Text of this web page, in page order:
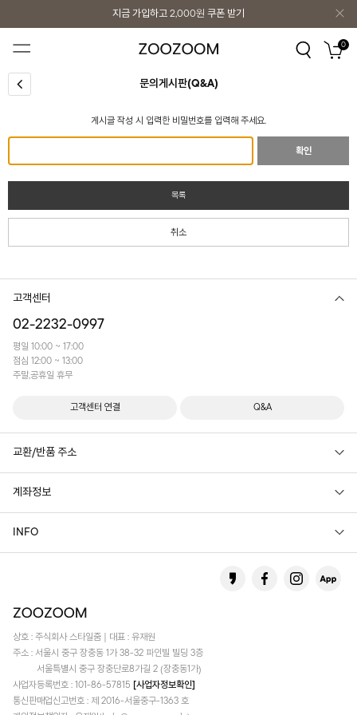
지금 가입하고 2,000원 쿠폰 받기
지금 가입하고 2,000원 쿠폰 받기 0
문의게시판(Q&A)
게시글 작성 시 입력한 비밀번호를 입력해 주세요.
확인
목록
취소
고객센터
02-2232-0997
평일 10:00 ~ 17:00
점심 12:00 ~ 13:00
주말,공휴일 휴무
고객센터 연결 Q&A
교환/반품 주소
계좌정보
INFO
상호 : 주식회사 스타일줌 | 대표 : 유재원
주소 : 서울시 중구 장충동 1가 38-32 파인빌 빌딩 3층
서울특별시 중구 장충단로8가길 2 (장충동1가)
사업자등록번호 : 101-86-57815 [사업자정보확인]
통신판매업신고번호 : 제 2016-서울중구-1363 호